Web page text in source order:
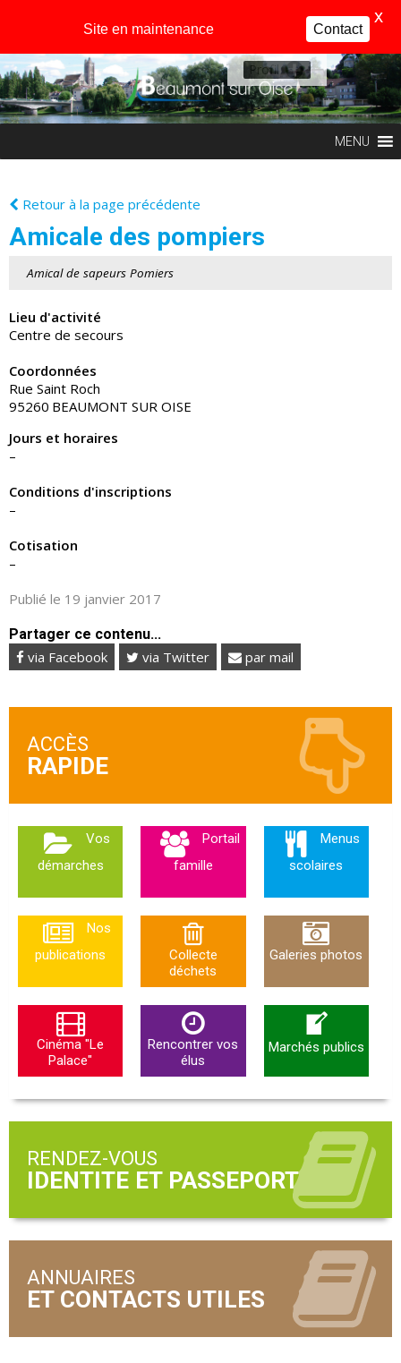
Profil
MENU
Retour à la page précédente
Amicale des pompiers
Amical de sapeurs Pomiers
Lieu d'activité
Centre de secours
Coordonnées
Rue Saint Roch
95260 BEAUMONT SUR OISE
Jours et horaires
–
Conditions d'inscriptions
–
Cotisation
–
Publié le 19 janvier 2017
Partager ce contenu...
via Facebook via Twitter par mail
ACCÈS
Vos
démarches
Portail
famille
Menus
scolaires
Nos
publications
Collecte
déchets
Galeries photos
Cinéma "Le
Palace"
Rencontrer vos
élus
Marchés publics
RENDEZ-VOUS
ANNUAIRES
Site en maintenance Contact
X